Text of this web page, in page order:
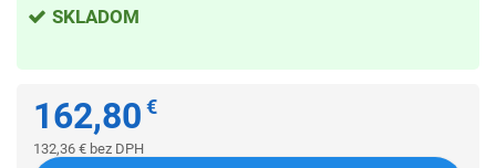
SKLADOM
162,80 €
132,36 € bez DPH